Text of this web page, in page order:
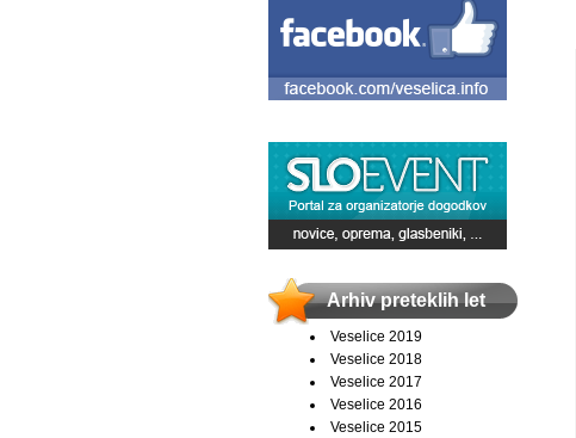
Arhiv preteklih let
Veselice 2019
Veselice 2018
Veselice 2017
Veselice 2016
Veselice 2015